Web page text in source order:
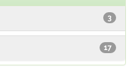
3
17